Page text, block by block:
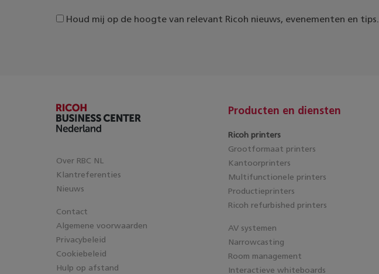
Houd mij op de hoogte van relevant Ricoh nieuws, evenementen en tips.
Over RBC NL
Klantreferenties
Nieuws
Contact
Algemene voorwaarden
Privacybeleid
Cookiebeleid
Hulp op afstand
Producten en diensten
Ricoh printers
Grootformaat printers
Kantoorprinters
Multifunctionele printers
Productieprinters
Ricoh refurbished printers
AV systemen
Narrowcasting
Room management
Interactieve whiteboards